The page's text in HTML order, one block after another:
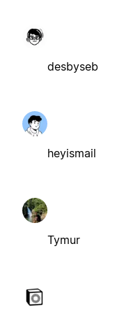
desbyseb
heyismail
Tymur